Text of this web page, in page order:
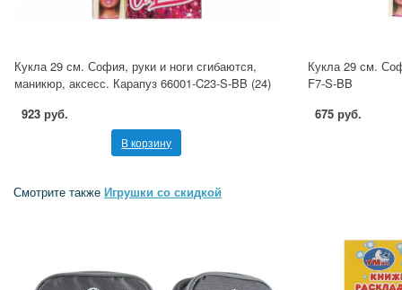
Кукла 29 см. София, руки и ноги сгибаются,
маникюр, аксесс. Карапуз 66001-C23-S-BB (24)
923 руб.
В корзину
Кукла 29 см.
F7-S-BB
675 руб.
Смотрите также Игрушки со скидкой